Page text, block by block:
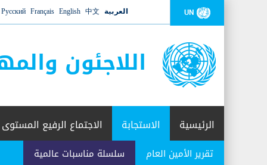
UN العربية 中文
English
Français
Русский
اللاجئون
الرئيسية الاستجابة
تقرير الأمين العام سلسلة مناسبات عالمية
الاجتماع الرفيع المستوى